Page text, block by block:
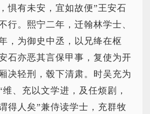
惧有未安，宜如故便”王安石
行。熙宁二年，迁翰林学士、
，为御史中丞，以兄绛在枢
石亦恶其言保甲事，复使为开
决轻刑，毂下清肃。时吴充为
、充以文学进，及任烦剧，
得人矣”兼侍读学士，充群牧